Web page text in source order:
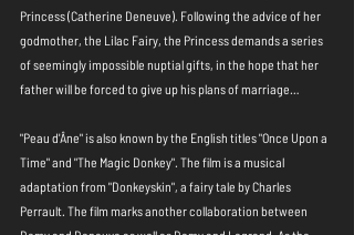
Princess (Catherine Deneuve). Following the advice of her
godmother, the Lilac Fairy, the Princess demands a series
of seemingly impossible nuptial gifts, in the hope that her
father will be forced to give up his plans of marriage…
"Peau d'Âne" is also known by the English titles "Once Upon a
Time" and "The Magic Donkey". The film is a musical
adaptation from "Donkeyskin", a fairy tale by Charles
Perrault. The film marks another collaboration between